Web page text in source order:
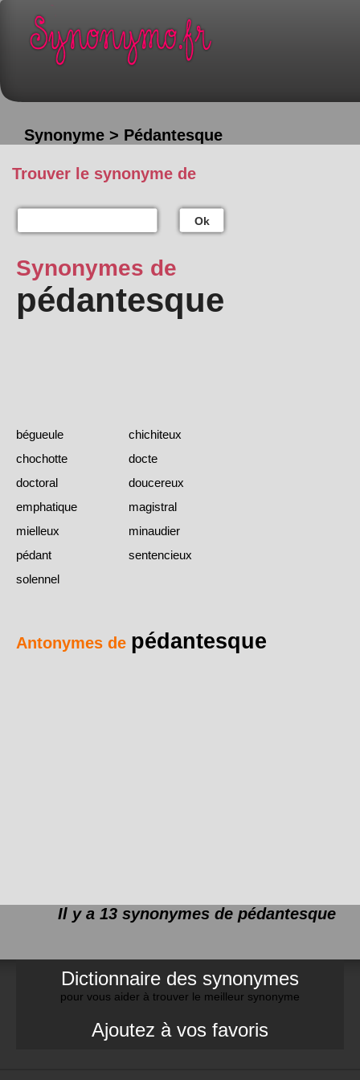
Synonyme > Pédantesque
Trouver le synonyme de
Ok
Synonymes de
pédantesque
bégueule
chichiteux
chochotte
docte
doctoral
doucereux
emphatique
magistral
mielleux
minaudier
pédant
sentencieux
solennel
Antonymes de pédantesque
Il y a 13 synonymes de pédantesque
Dictionnaire des synonymes
pour vous aider à trouver le meilleur synonyme
Ajoutez à vos favoris